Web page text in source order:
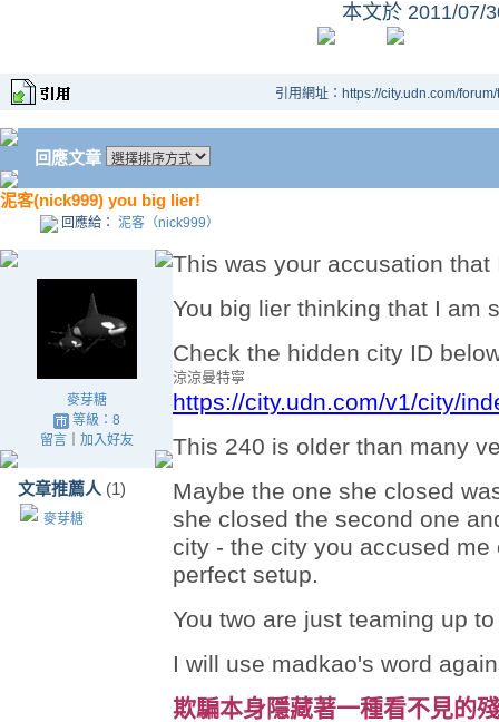
本文於 2011/07/
引用網址：https://city.udn.com/
回應文章
泥客(nick999) you big lier!
回應給： 泥客（nick999）
麥芽糖
等級：8
留言｜ 加入好友
文章推薦人 (1)
麥芽糖
This was your accusation
You big lier thinking that I am
Check the hidden city ID
涼涼曼特寧
https://city.udn.com/v1/city/
This 240 is older than many
Maybe the one she closed
she closed the second one
city - the city you accused
perfect setup.
You two are just teaming up
I will use madkao's word
欺騙本身隱藏著一種看不見的